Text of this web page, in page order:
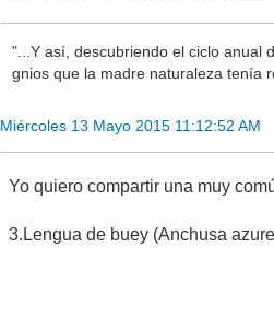
"...Y así, descubriendo el ciclo anual
gnios que la madre naturaleza tenía
Miércoles 13 Mayo 2015 11:12:52 AM
Yo quiero compartir una muy
3.Lengua de buey (Anchusa